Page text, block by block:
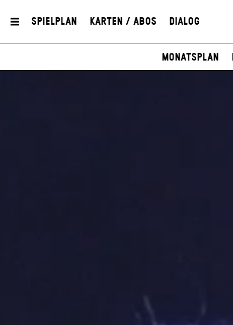
Spielplan Karten / Abos Dialog
Monatsplan